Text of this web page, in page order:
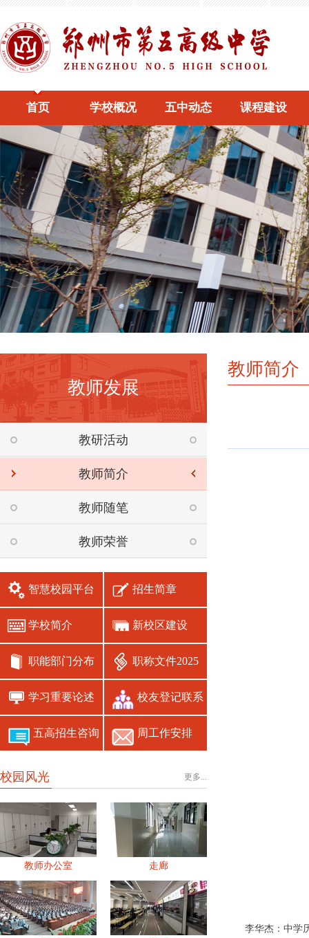
首页 学校概况 五中动态 课程建设
教师发展
教研活动
教师简介
教师随笔
教师荣誉
智慧校园平台 招生简章
学校简介 新校区建设
职能部门分布 职称文件2025
学习重要论述 校友登记联系
五高招生咨询 周工作安排
更多...
校园风光
教师办公室 走廊
教师简介
李华杰：中学